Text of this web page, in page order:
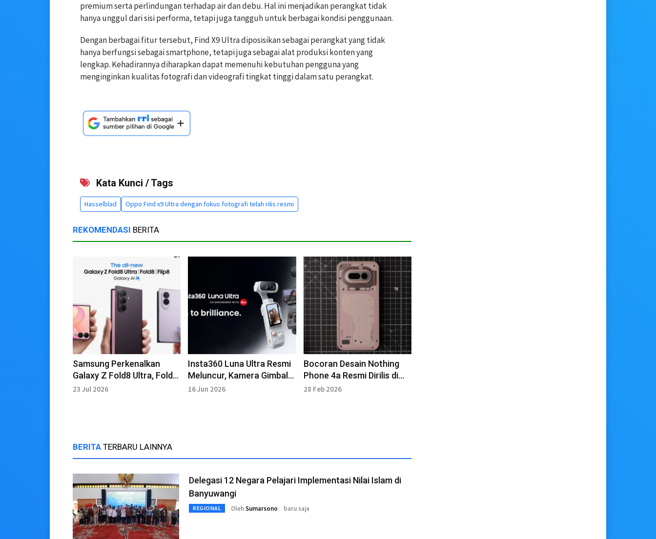
premium serta perlindungan terhadap air dan debu. Hal ini menjadikan perangkat tidak
hanya unggul dari sisi performa, tetapi juga tangguh untuk berbagai kondisi penggunaan.
Dengan berbagai fitur tersebut, Find X9 Ultra diposisikan sebagai perangkat yang tidak
hanya berfungsi sebagai smartphone, tetapi juga sebagai alat produksi konten yang
lengkap. Kehadirannya diharapkan dapat memenuhi kebutuhan pengguna yang
menginginkan kualitas fotografi dan videografi tingkat tinggi dalam satu perangkat.
Kata Kunci / Tags
Hasselblad Oppo Find x9 Ultra dengan fokus fotografi telah rilis resmi
REKOMENDASI BERITA
Samsung Perkenalkan
Galaxy Z Fold8 Ultra, Fold8,
dan Flip8
23 Jul 2026
Insta360 Luna Ultra Resmi
Meluncur, Kamera Gimbal
8K Hasil Kolaborasi dengan
16 Jun 2026
Bocoran Desain Nothing
Phone 4a Resmi Dirilis di
Kanal Youtube
28 Feb 2026
BERITA TERBARU LAINNYA
Delegasi 12 Negara Pelajari Implementasi Nilai Islam di
Banyuwangi
REGIONAL OlehSumarsono baru saja